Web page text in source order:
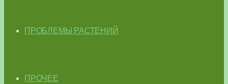
ПРОБЛЕМЫ РАСТЕНИЙ
ПРОЧЕЕ